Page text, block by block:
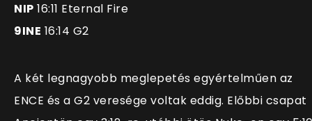
NIP 16:11 Eternal Fire
9INE 16:14 G2
A két legnagyobb meglepetés egyértelműen az
ENCE és a G2 veresége voltak eddig. Előbbi csapat